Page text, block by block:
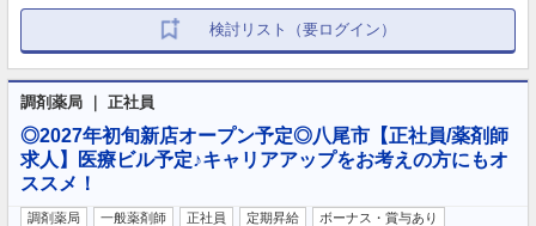
検討リスト（要ログイン）
調剤薬局 ｜ 正社員
◎2027年初旬新店オープン予定◎八尾市【正社員/薬剤師
求人】医療ビル予定♪キャリアアップをお考えの方にもオ
ススメ！
調剤薬局 一般薬剤師 正社員 定期昇給
ボーナス・賞与あり